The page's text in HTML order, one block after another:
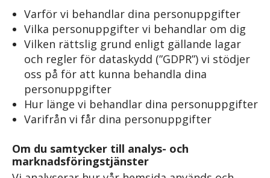
Varför vi behandlar dina personuppgifter
Vilka personuppgifter vi behandlar om dig
Vilken rättslig grund enligt gällande lagar
och regler för dataskydd (”GDPR”) vi stödjer
oss på för att kunna behandla dina
personuppgifter
Hur länge vi behandlar dina personuppgifter
Varifrån vi får dina personuppgifter
Om du samtycker till analys- och
marknadsföringstjänster